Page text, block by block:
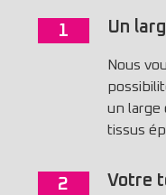
1 Un
Nous
un large
tissus
2 Votre